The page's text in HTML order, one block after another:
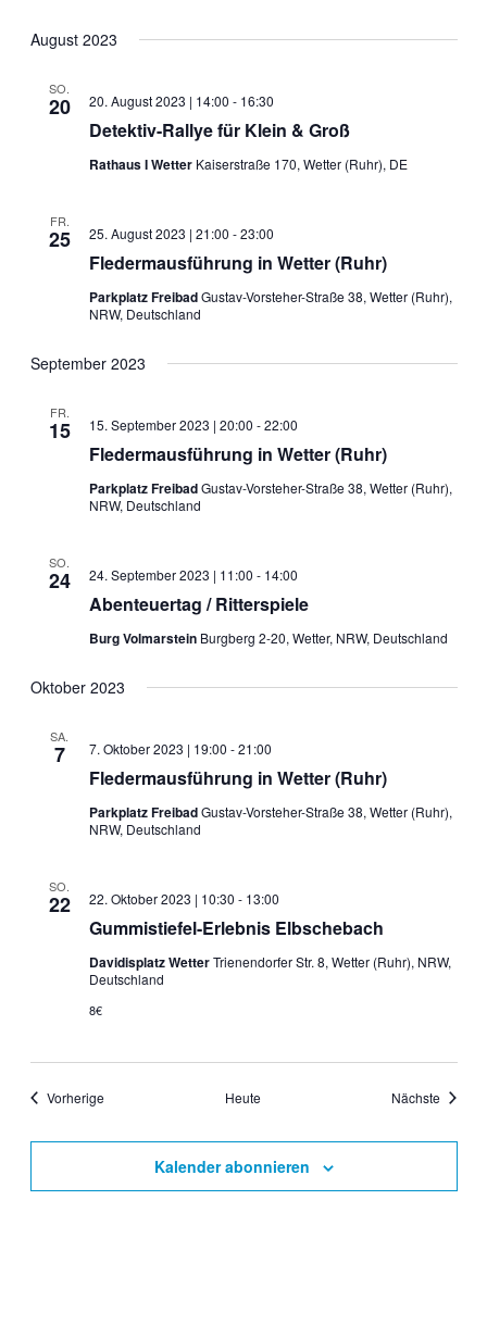
August 2023
SO.
20
Detektiv-Rallye für Klein & Groß
20. August 2023 | 14:00 - 16:30
Rathaus I Wetter Kaiserstraße 170, Wetter (Ruhr), DE
FR.
25
Fledermausführung in Wetter (Ruhr)
25. August 2023 | 21:00 -23:00
Parkplatz FreibadGustav-Vorsteher-Straße 38, Wetter (Ruhr),
NRW, Deutschland
September 2023
FR.
15
Fledermausführung in Wetter (Ruhr)
15. September 2023 | 20:00 -22:00
Parkplatz FreibadGustav-Vorsteher-Straße 38, Wetter (Ruhr),
NRW, Deutschland
SO.
24
Abenteuertag / Ritterspiele
24. September 2023 | 11:00 - 14:00
Burg Volmarstein Burgberg 2-20, Wetter, NRW, Deutschland
Oktober 2023
SA.
7
Fledermausführung in Wetter (Ruhr)
7. Oktober 2023 | 19:00 -21:00
Parkplatz FreibadGustav-Vorsteher-Straße 38, Wetter (Ruhr),
NRW, Deutschland
SO.
22
Gummistiefel-Erlebnis Elbschebach
22. Oktober 2023 | 10:30 - 13:00
Davidisplatz WetterTrienendorfer Str. 8, Wetter (Ruhr), NRW,
Deutschland
8€
VorherigeVeranstaltungen Heute Nächste
Kalender abonnieren